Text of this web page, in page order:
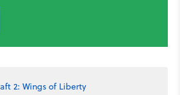
2: Wings of Liberty